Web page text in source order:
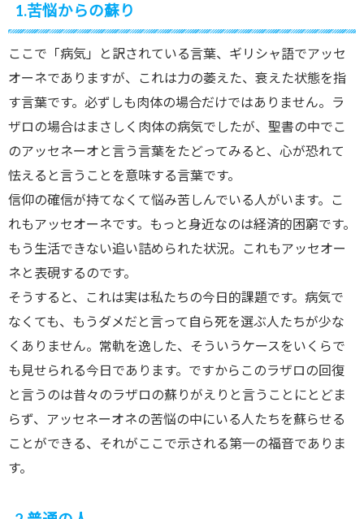
1.苦悩からの蘇り
ここで「病気」と訳されている言葉、ギリシャ語でアッセ
オーネでありますが、これは力の萎えた、衰えた状態を指
す言葉です。必ずしも肉体の場合だけではありません。ラ
ザロの場合はまさしく肉体の病気でしたが、聖書の中でこ
のアッセネーオと言う言葉をたどってみると、心が恐れて
怯えると言うことを意味する言葉です。
信仰の確信が持てなくて悩み苦しんでいる人がいます。こ
れもアッセオーネです。もっと身近なのは経済的困窮です。
もう生活できない追い詰められた状況。これもアッセオー
ネと表硯するのです。
そうすると、これは実は私たちの今日的課題です。病気で
なくても、もうダメだと言って自ら死を選ぶ人たちが少な
くありません。常軌を逸した、そういうケースをいくらで
も見せられる今日であります。ですからこのラザロの回復
と言うのは昔々のラザロの蘇りがえりと言うことにとどま
らず、アッセネーオネの苦悩の中にいる人たちを蘇らせる
ことができる、それがここで示される第一の福音でありま
す。